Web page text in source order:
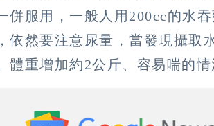
併服用，一般人用200cc的水
依然要注意尿量，當發現攝取
體重增加約2公斤、容易喘的情